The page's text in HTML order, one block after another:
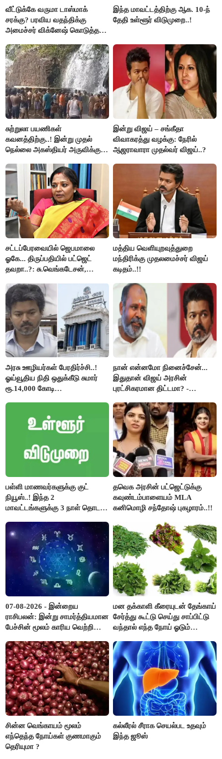
வீட்டுக்கே வருமா டாஸ்மாக்
சரக்கு? பரவிய வதந்திக்கு
அமைச்சர் விக்னேஷ் கொடுத்த
இந்த மாவட்டத்திற்கு ஆக. 10-ந்
தேதி உள்ளூர் விடுமுறை..!
சுற்றுலா பயணிகள்
கவனத்திற்கு..! இன்று முதல்
நெல்லை அகஸ்தியர் அருவிக்கு
இன்று விஜய் – சங்கீதா
விவாகரத்து வழக்கு: நேரில்
ஆஜராவாரா முதல்வர் விஜய்..?
சட்டப்பேரவையில் ஜெபமாலை
ஓகே... திருப்பதியில் பட்ஜெட்
தவறா..?: சு.வெங்கடேசன்,
கேள்வி..!
மத்திய வெளியுறவுத்துறை
மந்திரிக்கு முதலமைச்சர் விஜய்
கடிதம்..!!
அரசு ஊழியர்கள் பேரதிர்ச்சி..!
ஓய்வூதிய நிதி ஒதுக்கீடு சுமார்
ரூ.14,000 கோடி
நான் என்னமோ நினைச்சேன்...
இதுதான் விஜய் அரசின்
புரட்சிகரமான திட்டமா? -
பள்ளி மாணவர்களுக்கு குட்
நியூஸ்..! இந்த 2
மாவட்டங்களுக்கு 3 நாள் தொடர்
தவெக அரசின் பட்ஜெட்டுக்கு
கவுண்டம்பாளையம் MLA
கனிமொழி சந்தோஷ் புகழாரம்..!!
07-08-2026 - இன்றைய
ராசிபலன்: இன்று சாமர்த்தியமான
பேச்சின் மூலம் காரிய வெற்றி
பொறுப்புகளை ஒப்படைப்பதில்
கவனம் தேவை..!
மன தக்காளி கீரையுடன் தேங்காய்
சேர்த்து கூட்டு செய்து சாப்பிட்டு
வந்தால் எந்த நோய் ஓடும்
சின்ன வெங்காயம் மூலம்
எந்தெந்த நோய்கள் குணமாகும்
தெரியுமா ?
கல்லீரல் சீராக செயல்பட உதவும்
இந்த ஜூஸ்